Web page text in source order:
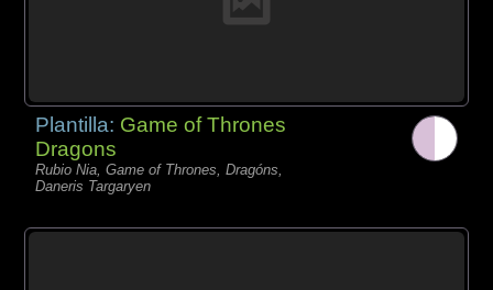
Plantilla: Game of Thrones
Dragons
Rubio Nia, Game of Thrones, Dragóns,
Daneris Targaryen